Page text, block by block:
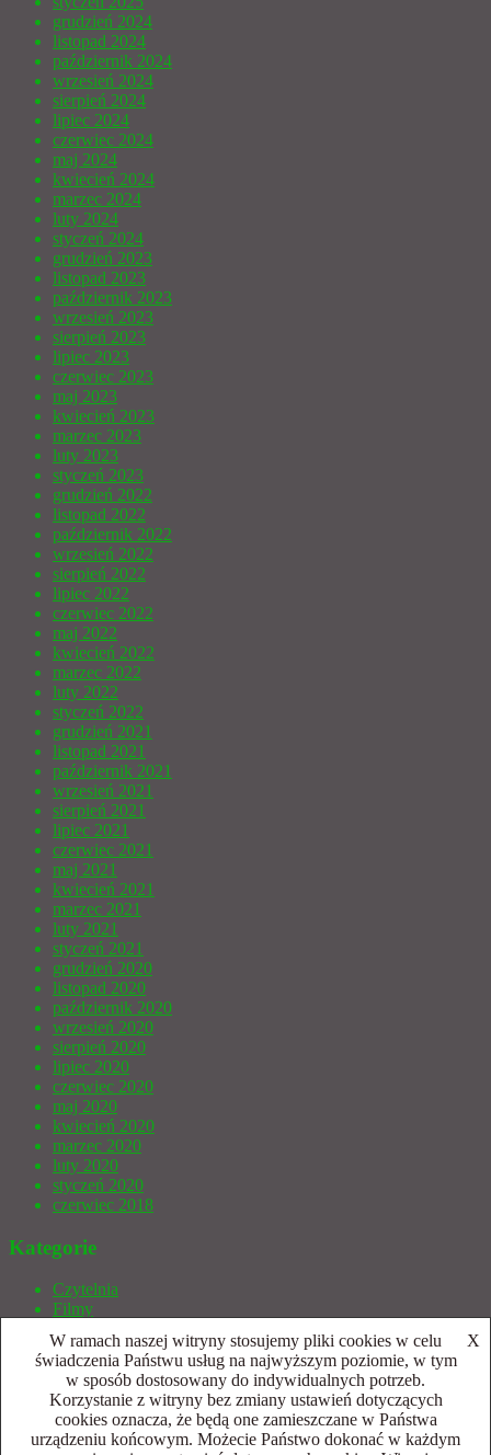
grudzień 2024
listopad 2024
październik 2024
wrzesień 2024
sierpień 2024
lipiec 2024
czerwiec 2024
maj 2024
kwiecień 2024
marzec 2024
luty 2024
styczeń 2024
grudzień 2023
listopad 2023
październik 2023
wrzesień 2023
sierpień 2023
lipiec 2023
czerwiec 2023
maj 2023
kwiecień 2023
marzec 2023
luty 2023
styczeń 2023
grudzień 2022
listopad 2022
październik 2022
wrzesień 2022
sierpień 2022
lipiec 2022
czerwiec 2022
maj 2022
kwiecień 2022
marzec 2022
luty 2022
styczeń 2022
grudzień 2021
listopad 2021
październik 2021
wrzesień 2021
sierpień 2021
lipiec 2021
czerwiec 2021
maj 2021
kwiecień 2021
marzec 2021
luty 2021
styczeń 2021
grudzień 2020
listopad 2020
październik 2020
wrzesień 2020
sierpień 2020
lipiec 2020
czerwiec 2020
maj 2020
kwiecień 2020
marzec 2020
luty 2020
styczeń 2020
czerwiec 2018
Kategorie
Czytelnia
Filmy
Gry Wideo
Indycza Armata
Inne
Publicystyka
Retro
Sprzęt
W ramach naszej witryny stosujemy pliki cookies w celu
świadczenia Państwu usług na najwyższym poziomie, w tym
w sposób dostosowany do indywidualnych potrzeb.
Korzystanie z witryny bez zmiany ustawień dotyczących
cookies oznacza, że będą one zamieszczane w Państwa
urządzeniu końcowym. Możecie Państwo dokonać w każdym
X